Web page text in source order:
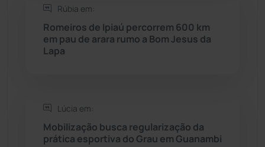
Sítio do Mato
Sudoeste Baiano (1530)
Tanque Novo
Tecnologia (12)
Rúbia em:
Romeiros de Ipiaú percorrem 600 km
em pau de arara rumo a Bom Jesus da
Lapa
Lúcia em:
Mobilização busca regularização da
prática esportiva do Grau em Guanambi